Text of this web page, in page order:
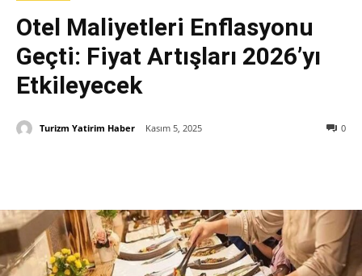
Otel Maliyetleri Enflasyonu
Geçti: Fiyat Artışları 2026’yı
Etkileyecek
0
Turizm Yatirim Haber Kasım 5, 2025